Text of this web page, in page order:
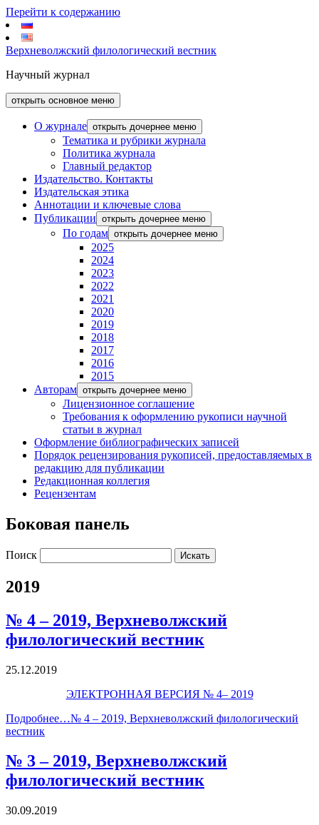
Перейти к содержанию
Верхневолжский филологический вестник
Научный журнал
открыть основное меню
О журнале открыть дочернее меню
Тематика и рубрики журнала
Политика журнала
Главный редактор
Издательство. Контакты
Издательская этика
Аннотации и ключевые слова
Публикации открыть дочернее меню
По годам открыть дочернее меню
2025
2024
2023
2022
2021
2020
2019
2018
2017
2016
2015
Авторам открыть дочернее меню
Лицензионное соглашение
Требования к оформлению рукописи научной
статьи в журнал
Оформление библиографических записей
Порядок рецензирования рукописей, предоставляемых в
редакцию для публикации
Редакционная коллегия
Рецензентам
Боковая панель
Поиск
2019
№ 4 – 2019, Верхневолжский
филологический вестник
25.12.2019
ЭЛЕКТРОННАЯ ВЕРСИЯ № 4– 2019
Подробнее…№ 4 – 2019, Верхневолжский филологический
вестник
№ 3 – 2019, Верхневолжский
филологический вестник
30.09.2019